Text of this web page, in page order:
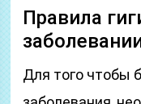
Правила
Для того чтобы